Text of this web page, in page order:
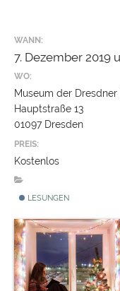
WANN:
7. Dezember 2019
WO:
Museum der Dresdner
Hauptstraße 13
01097 Dresden
PREIS:
Kostenlos
LESUNGEN